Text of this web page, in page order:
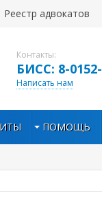
Контакты:
БИСС: 8-
Написать нам
Реестр адвокатов
ПОМОЩЬ